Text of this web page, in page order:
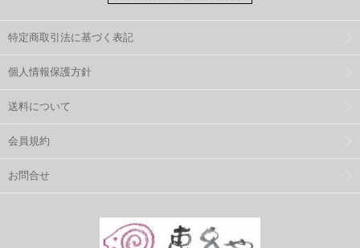
特定商取引法に基づく表記
個人情報保護方針
送料について
会員規約
お問合せ